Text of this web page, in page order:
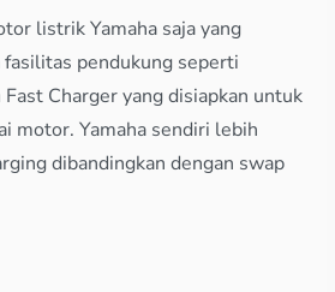
listrik Yamaha saja yang
pendukung seperti
Charger yang disiapkan untuk
motor. Yamaha sendiri lebih
dibandingkan dengan swap